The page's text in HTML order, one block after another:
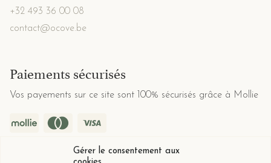
Gérer le consentement aux
+32 493 36 00 08
contact@ocove.be
Paiements sécurisés
Vos payements sur ce site sont 100% sécurisés grâce à Mollie